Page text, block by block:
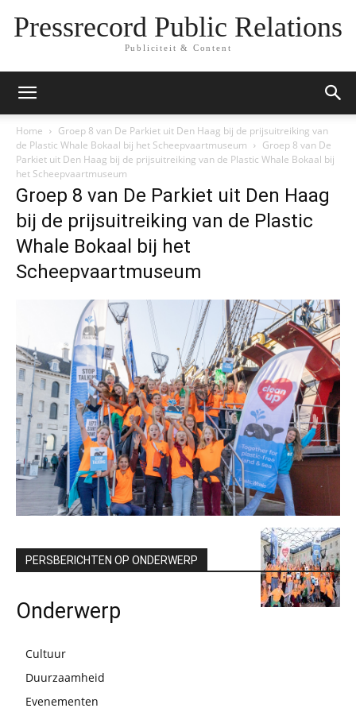
Pressrecord Public Relations
Publiciteit & Content
Home
Groep 8 van De Parkiet uit Den Haag bij de prijsuitreiking van
de Plastic Whale Bokaal bij het Scheepvaartmuseum
Groep 8 van De
Parkiet uit Den Haag bij de prijsuitreiking van de Plastic Whale Bokaal bij
het Scheepvaartmuseum
Groep 8 van De Parkiet uit Den Haag
bij de prijsuitreiking van de Plastic
Whale Bokaal bij het
Scheepvaartmuseum
PERSBERICHTEN OP ONDERWERP
Onderwerp
Cultuur
Duurzaamheid
Evenementen